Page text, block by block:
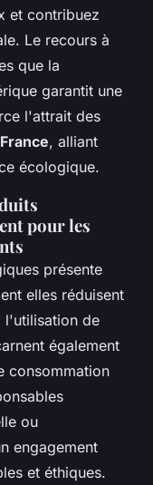
et contribuez
Le recours à
que la
garantit une
l'attrait des
, alliant
écologique.
pour les
présente
elles réduisent
l'utilisation de
également
consommation
ou
engagement
et éthiques.